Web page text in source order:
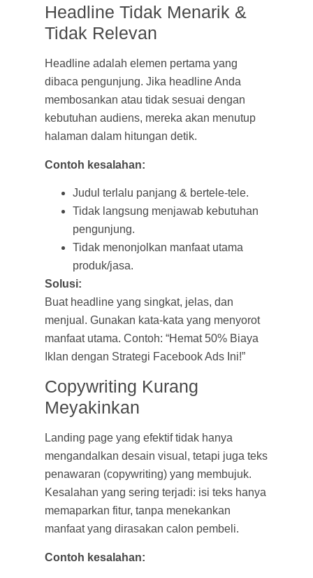
Headline Tidak Menarik &
Tidak Relevan
Headline adalah elemen pertama yang
dibaca pengunjung. Jika headline Anda
membosankan atau tidak sesuai dengan
kebutuhan audiens, mereka akan menutup
halaman dalam hitungan detik.
Contoh kesalahan:
Judul terlalu panjang & bertele-tele.
Tidak langsung menjawab kebutuhan
pengunjung.
Tidak menonjolkan manfaat utama
produk/jasa.
Solusi:
Buat headline yang singkat, jelas, dan
menjual. Gunakan kata-kata yang menyorot
manfaat utama. Contoh: “Hemat 50% Biaya
Iklan dengan Strategi Facebook Ads Ini!”
Copywriting Kurang
Meyakinkan
Landing page yang efektif tidak hanya
mengandalkan desain visual, tetapi juga teks
penawaran (copywriting) yang membujuk.
Kesalahan yang sering terjadi: isi teks hanya
memaparkan fitur, tanpa menekankan
manfaat yang dirasakan calon pembeli.
Contoh kesalahan: